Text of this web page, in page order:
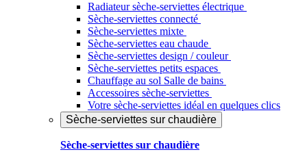
Radiateur sèche-serviettes électrique
Sèche-serviettes connecté
Sèche-serviettes mixte
Sèche-serviettes eau chaude
Sèche-serviettes design / couleur
Sèche-serviettes petits espaces
Chauffage au sol Salle de bains
Accessoires sèche-serviettes
Votre sèche-serviettes idéal en quelques clics
Sèche-serviettes sur chaudière
Sèche-serviettes sur chaudière